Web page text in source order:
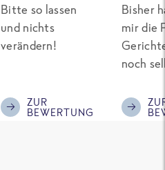
Bitte so lassen
und nichts
verändern!
ZUR
BEWERTUNG
Bisher
mir die
noch
Eiweiß.
was